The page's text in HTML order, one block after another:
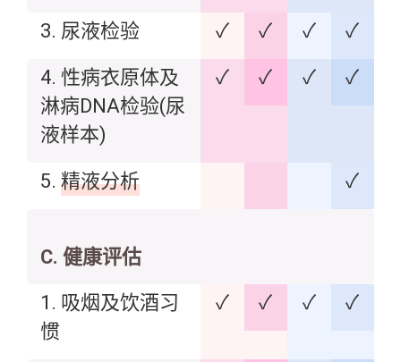
3. 尿液检验 ✓ ✓ ✓
✓
4. 性病衣原体及
淋病DNA检验(尿
液样本)
✓ ✓ ✓ ✓
5. 精液分析 ✓
C. 健康评估
1. 吸烟及饮酒习
惯
✓ ✓ ✓ ✓